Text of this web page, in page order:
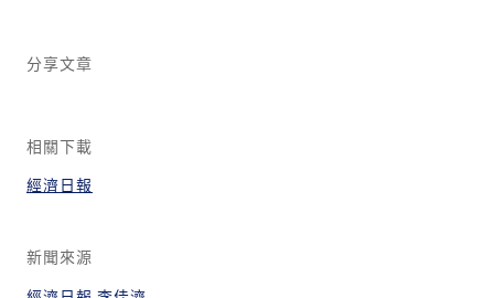
分享文章
相關下載
經濟日報
新聞來源